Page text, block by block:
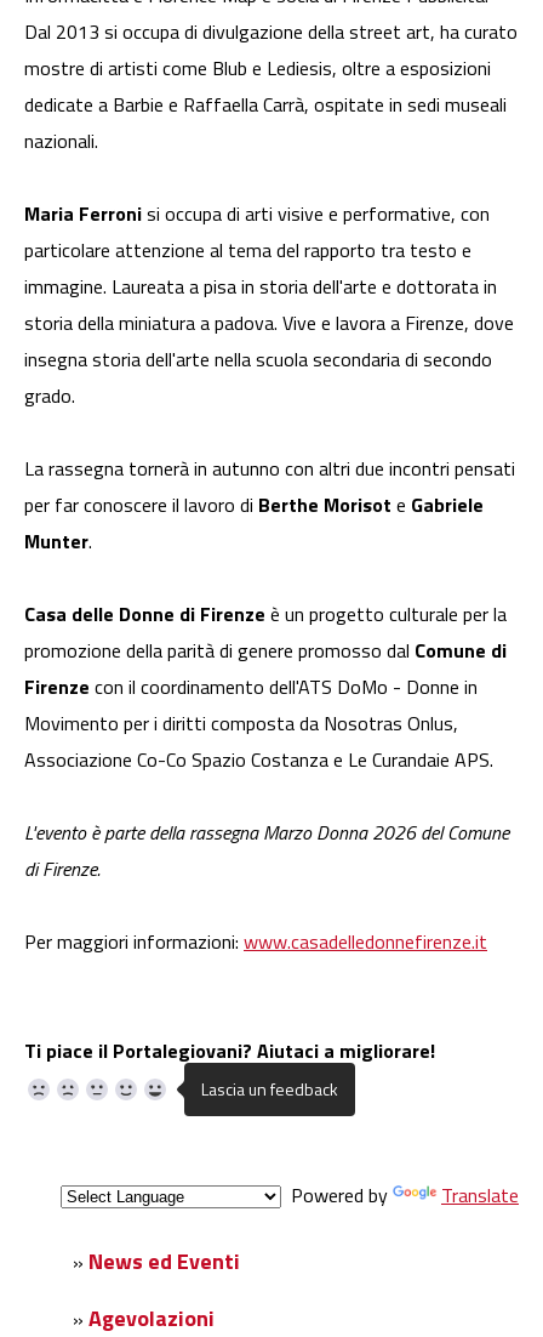
Dal 2013 si occupa di divulgazione della street art, ha curato
mostre di artisti come Blub e Lediesis, oltre a esposizioni
dedicate a Barbie e Raffaella Carrà, ospitate in sedi museali
nazionali.
Maria Ferronisi occupa di arti visive e performative, con
particolare attenzione al tema del rapporto tra testo e
immagine. Laureata a pisa in storia dell'arte e dottorata in
storia della miniatura a padova. Vive e lavora a Firenze, dove
insegna storia dell'arte nella scuola secondaria di secondo
grado.
La rassegna tornerà in autunno con altri due incontri pensati
per far conoscere il lavoro di Berthe Morisot e Gabriele
Munter.
Casa delle Donne di Firenze è un progetto culturale per la
promozione della parità di genere promosso dal Comune di
Firenze con il coordinamento dell'ATS DoMo - Donne in
Movimento per i diritti composta da Nosotras Onlus,
Associazione Co-Co Spazio Costanza e Le Curandaie APS.
L'evento è parte della rassegna Marzo Donna 2026 del Comune
di Firenze.
Per maggiori informazioni: www.casadelledonnefirenze.it
Ti piace il Portalegiovani? Aiutaci a migliorare!
Powered by Translate
» News ed Eventi
» Agevolazioni